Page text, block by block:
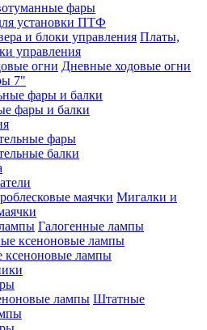
фары
установки ПТФ
Платы,
управления
Дневные ходовые огни
7"
фары и балки
фары
балки
Мигалки и
Галогенные лампы
ксеноновые лампы
Штатные